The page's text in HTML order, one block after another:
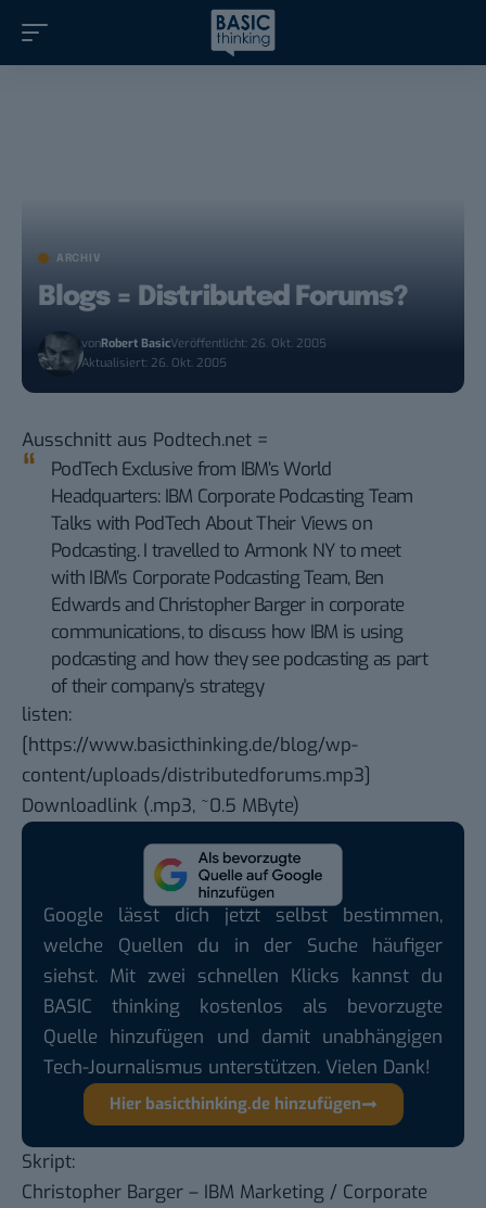
ARCHIV
Blogs = Distributed Forums?
vonRobert BasicVeröffentlicht: 26. Okt. 2005
Aktualisiert: 26. Okt. 2005
Ausschnitt aus Podtech.net =
PodTech Exclusive from IBM’s World
Headquarters: IBM Corporate Podcasting Team
Talks with PodTech About Their Views on
Podcasting. I travelled to Armonk NY to meet
with IBM’s Corporate Podcasting Team, Ben
Edwards and Christopher Barger in corporate
communications, to discuss how IBM is using
podcasting and how they see podcasting as part
of their company’s strategy
listen:
[https://www.basicthinking.de/blog/wp-
content/uploads/distributedforums.mp3]
Downloadlink (.mp3, ~0.5 MByte)
Google lässt dich jetzt selbst bestimmen,
welche Quellen du in der Suche häufiger
siehst. Mit zwei schnellen Klicks kannst du
BASIC thinking kostenlos als bevorzugte
Quelle hinzufügen und damit unabhängigen
Tech-Journalismus unterstützen. Vielen Dank!
Hier basicthinking.de hinzufügen
Skript:
Christopher Barger – IBM Marketing / Corporate